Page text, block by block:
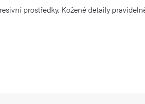
prostředky. Kožené detaily